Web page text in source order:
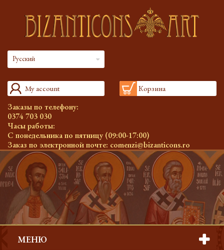
Русский
My account Корзина
Заказы по телефону:
0374 703 030
Часы работы:
С понедельника по пятницу (09:00-17:00)
Заказ по электронной почте: comenzi@bizanticons.ro
МЕНЮ